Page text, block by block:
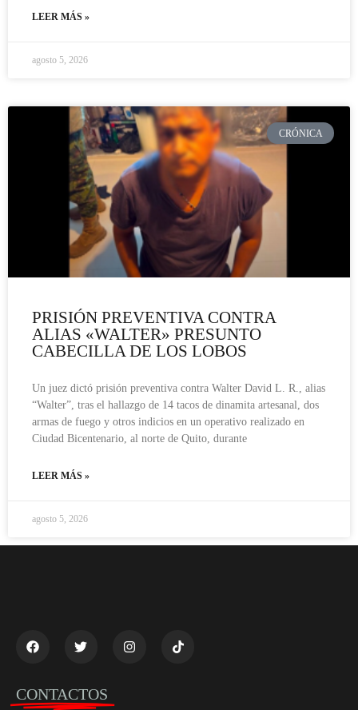
LEER MÁS »
agosto 5, 2026
CRÓNICA
PRISIÓN PREVENTIVA CONTRA
ALIAS «WALTER» PRESUNTO
CABECILLA DE LOS LOBOS
Un juez dictó prisión preventiva contra Walter David L. R., alias
“Walter”, tras el hallazgo de 14 tacos de dinamita artesanal, dos
armas de fuego y otros indicios en un operativo realizado en
Ciudad Bicentenario, al norte de Quito, durante
LEER MÁS »
agosto 5, 2026
CONTACTOS